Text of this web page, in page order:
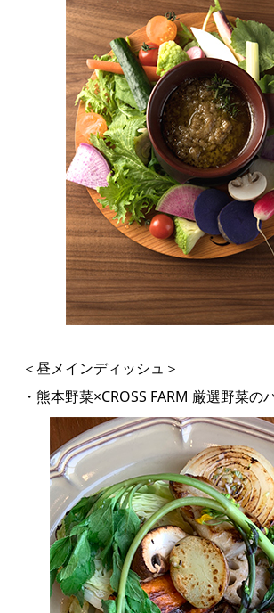
＜昼メインディッシュ＞
・熊本野菜×CROSS FARM 厳選野菜の